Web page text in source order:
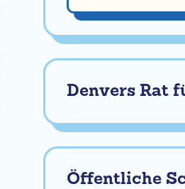
Denvers Rat
Öffentliche